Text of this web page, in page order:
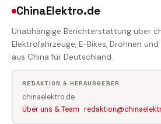
ChinaElektro.de
Unabhängige Berichterstattung über
Elektrofahrzeuge, E-Bikes, Drohnen
aus China für Deutschland.
REDAKTION & HERAUSGEBER
chinaelektro.de
Über uns & Team ·